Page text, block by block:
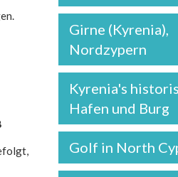
Girne (Kyrenia),
Nordzypern
Kyrenia's
Hafen und Burg
Golf in North